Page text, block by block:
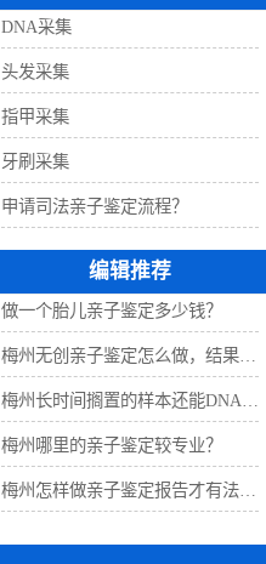
DNA采集
头发采集
指甲采集
牙刷采集
申请司法亲子鉴定流程？
编辑推荐
做一个胎儿亲子鉴定多少钱？
梅州哪里的亲子鉴定较专业？